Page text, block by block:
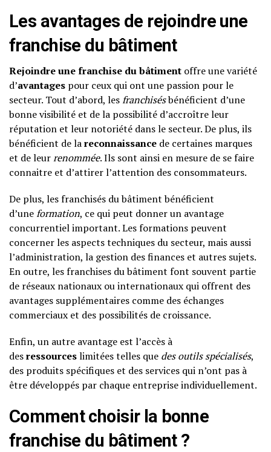
Les avantages de rejoindre une
franchise du bâtiment
Rejoindre une franchise du bâtiment offre une variété
d’avantages pour ceux qui ont une passion pour le
secteur. Tout d’abord, lesfranchisésbénéficient d’une
bonne visibilité et de la possibilité d’accroître leur
réputation et leur notoriété dans le secteur. De plus, ils
bénéficient de lareconnaissance de certaines marques
et de leurrenommée. Ils sont ainsi en mesure de se faire
connaitre et d’attirer l’attention des consommateurs.
De plus, les franchisés du bâtiment bénéficient
d’uneformation, ce qui peut donner un avantage
concurrentiel important. Les formations peuvent
concerner les aspects techniques du secteur, mais aussi
l’administration, la gestion des finances et autres sujets.
En outre, les franchises du bâtiment font souvent partie
de réseaux nationaux ou internationaux qui offrent des
avantages supplémentaires comme des échanges
commerciaux et des possibilités de croissance.
Enfin, un autre avantage est l’accès à
desressourceslimitées telles que des outils spécialisés,
des produits spécifiques et des services qui n’ont pas à
être développés par chaque entreprise individuellement.
Comment choisir la bonne
franchise du bâtiment ?